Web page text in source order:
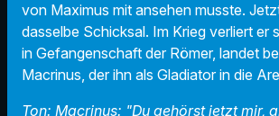
von Maximus mit ansehen musste.
dasselbe Schicksal. Im Krieg verliert er
in Gefangenschaft der Römer, landet
Macrinus, der ihn als Gladiator in die
Ton: Macrinus: "Du gehörst jetzt mir,